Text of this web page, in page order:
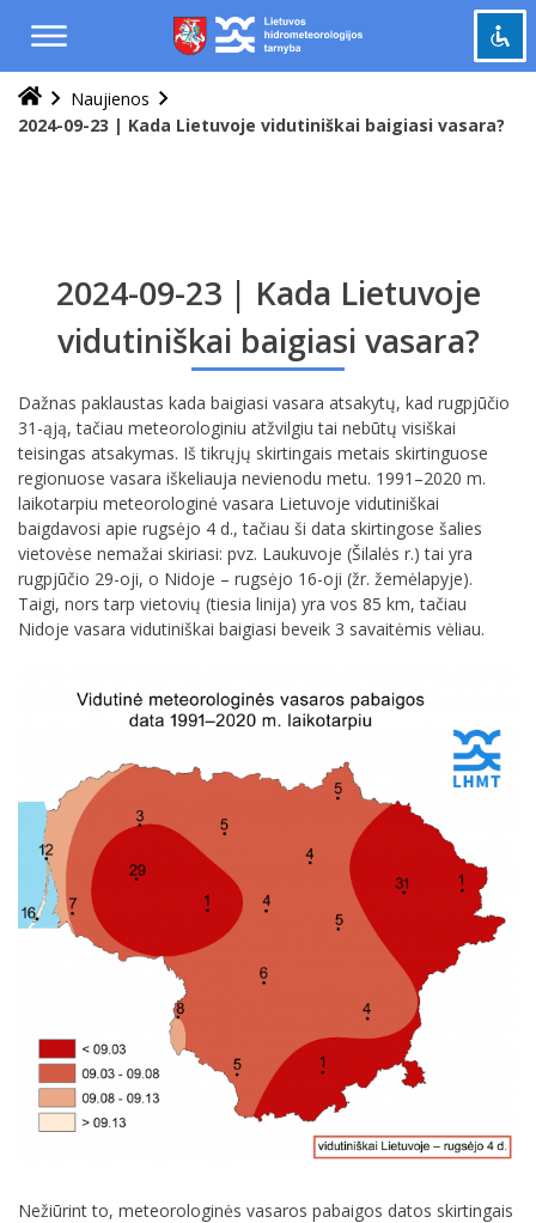
title Pažymėti antraštes
Šviesus kontrastas
brightness_low
Tamsus kontrastas
Grąžinti
viską
į
pradinę
būseną
cached
turinį
Naujienos
2024-09-23 | Kada Lietuvoje vidutiniškai baigiasi vasara?
2024-09-23 | Kada Lietuvoje
vidutiniškai baigiasi vasara?
Dažnas paklaustas kada baigiasi vasara atsakytų, kad rugpjūčio
31-ąją, tačiau meteorologiniu atžvilgiu tai nebūtų visiškai
teisingas atsakymas. Iš tikrųjų skirtingais metais skirtinguose
regionuose vasara iškeliauja nevienodu metu. 1991–2020 m.
laikotarpiu meteorologinė vasara Lietuvoje vidutiniškai
baigdavosi apie rugsėjo 4 d., tačiau ši data skirtingose šalies
vietovėse nemažai skiriasi: pvz. Laukuvoje (Šilalės r.) tai yra
rugpjūčio 29-oji, o Nidoje – rugsėjo 16-oji (žr. žemėlapyje).
Taigi, nors tarp vietovių (tiesia linija) yra vos 85 km, tačiau
Nidoje vasara vidutiniškai baigiasi beveik 3 savaitėmis vėliau.
Nežiūrint to, meteorologinės vasaros pabaigos datos skirtingais